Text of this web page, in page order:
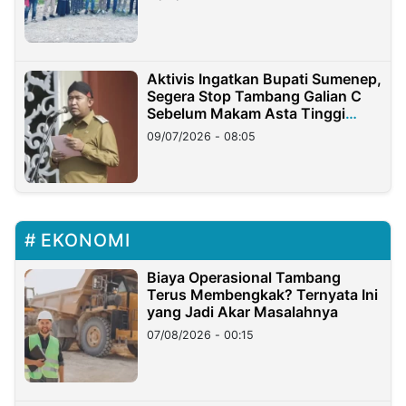
Aktivis Ingatkan Bupati Sumenep,
Segera Stop Tambang Galian C
Sebelum Makam Asta Tinggi
Longsor
09/07/2026 - 08:05
EKONOMI
Biaya Operasional Tambang
Terus Membengkak? Ternyata Ini
yang Jadi Akar Masalahnya
07/08/2026 - 00:15